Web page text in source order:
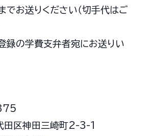
でお送りください（切手代はご
録の学費支弁者宛にお送りい
田区神田三崎町2-3-1